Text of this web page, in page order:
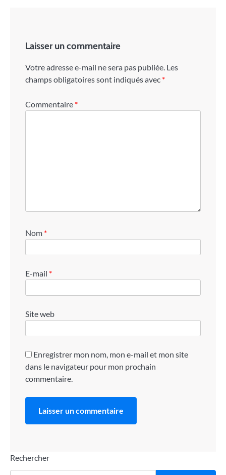
Laisser un commentaire
Votre adresse e-mail ne sera pas publiée. Les
champs obligatoires sont indiqués avec *
Commentaire *
Nom *
E-mail *
Site web
Enregistrer mon nom, mon e-mail et mon site
dans le navigateur pour mon prochain
commentaire.
Rechercher